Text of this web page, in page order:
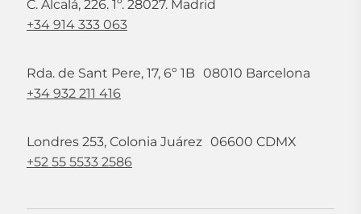
C. Alcalá, 226. 1º. 28027. Madrid
+34 914 333 063
Rda. de Sant Pere, 17, 6º 1B 08010 Barcelona
+34 932 211 416
Londres 253, Colonia Juárez 06600 CDMX
+52 55 5533 2586